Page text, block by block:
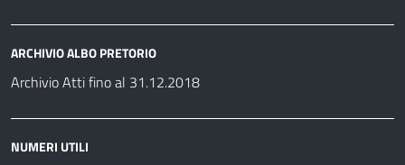
ARCHIVIO ALBO PRETORIO
Archivio Atti fino al 31.12.2018
NUMERI UTILI